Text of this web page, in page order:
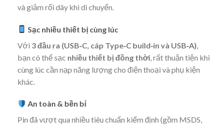
và giảm rối dây khi di chuyển.
Sạc nhiều thiết bị cùng lúc
Với 3 đầu ra (USB‑C, cáp Type‑C build‑in và USB‑A)
bạn có thể sạc nhiều thiết bị đồng thời, rất thuận tiện khi
cùng lúc cần nạp năng lượng cho điện thoại và phụ kiện
khác.
An toàn & bền bỉ
Pin đã vượt qua nhiều tiêu chuẩn kiểm định (gồm MSDS,